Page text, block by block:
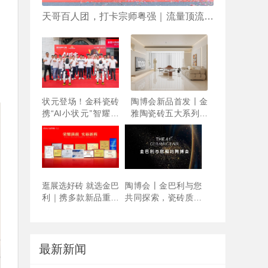
天哥百人团，打卡宗师粤强｜流量顶流聚
状元登场！金科瓷砖
携“AI小状元”智耀佛
山陶博会
陶博会新品首发丨金
雅陶瓷砖五大系列惊
艳登场！
逛展选好砖 就选金巴
利｜携多款新品重磅
陶博会丨金巴利与您
共同探索，瓷砖质感
最新新闻